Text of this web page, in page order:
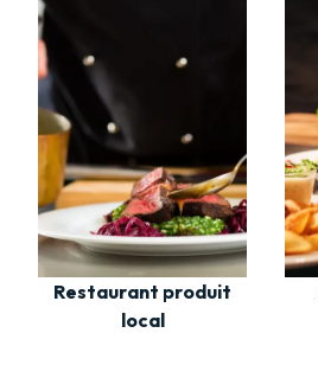
Restaurant produit
local